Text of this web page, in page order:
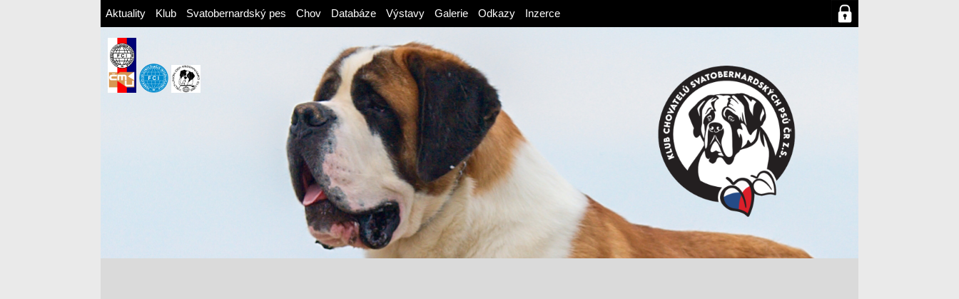
Aktuality Klub Svatobernardský pes Chov Databáze Výstavy Galerie Odkazy Inzerce